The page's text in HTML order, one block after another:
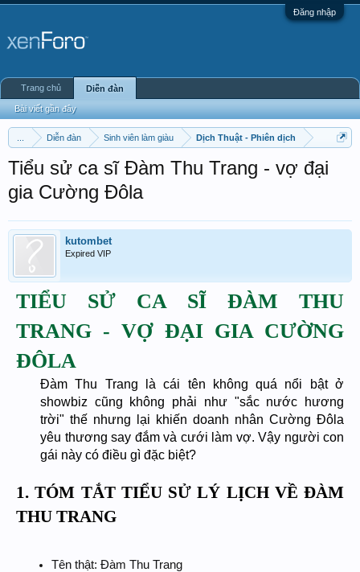
Đăng nhập
Diễn đàn Sinh viên làm giàu Dịch Thuật - Phiên dịch
Tiểu sử ca sĩ Đàm Thu Trang - vợ đại
gia Cường Đôla
kutombet
Expired VIP
TIỂU SỬ CA SĨ ĐÀM THU
TRANG - VỢ ĐẠI GIA CƯỜNG
ĐÔLA
Đàm Thu Trang là cái tên không quá nổi bật ở
showbiz cũng không phải như "sắc nước hương
trời" thế nhưng lại khiến doanh nhân Cường Đôla
yêu thương say đắm và cưới làm vợ. Vậy người con
gái này có điều gì đặc biệt?
1. TÓM TẮT TIỂU SỬ LÝ LỊCH VỀ ĐÀM
THU TRANG
Tên thật: Đàm Thu Trang
Trang chủ Diễn đàn
Bài viết gần đây